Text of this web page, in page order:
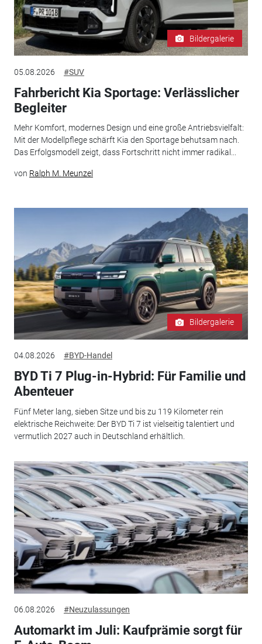
Bildergalerie
05.08.2026 #SUV
Fahrbericht Kia Sportage: Verlässlicher
Begleiter
Mehr Komfort, modernes Design und eine große Antriebsvielfalt:
Mit der Modellpflege schärft Kia den Sportage behutsam nach.
Das Erfolgsmodell zeigt, dass Fortschritt nicht immer radikal...
von Ralph M. Meunzel
Bildergalerie
04.08.2026 #BYD-Handel
BYD Ti 7 Plug-in-Hybrid: Für Familie und
Abenteuer
Fünf Meter lang, sieben Sitze und bis zu 119 Kilometer rein
elektrische Reichweite: Der BYD Ti 7 ist vielseitig talentiert und
vermutlich 2027 auch in Deutschland erhältlich.
06.08.2026 #Neuzulassungen
Automarkt im Juli: Kaufprämie sorgt für